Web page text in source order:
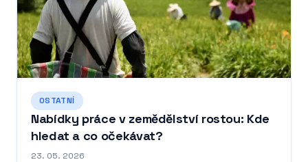
OSTATNÍ
Nabídky práce v zemědělství rostou: Kde
hledat a co očekávat?
23. 05. 2026